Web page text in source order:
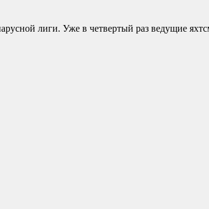
лиги. Уже в четвертый раз ведущие